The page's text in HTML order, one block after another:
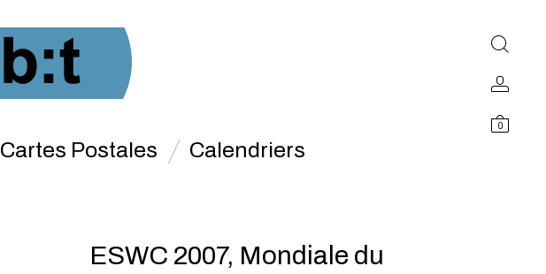
0
Cartes Postales Calendriers
ESWC 2007, Mondiale du